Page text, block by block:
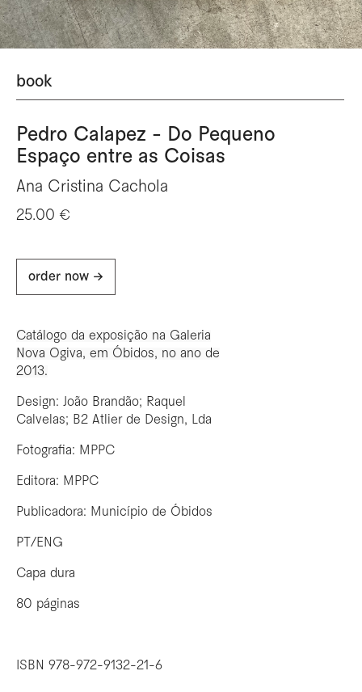
book
Pedro Calapez - Do Pequeno
Espaço entre as Coisas
Ana Cristina Cachola
25.00 €
order now ->
Catálogo da exposição na Galeria
Nova Ogiva, em Óbidos, no ano de
2013.
Design: João Brandão; Raquel
Calvelas; B2 Atlier de Design, Lda
Fotografia: MPPC
Editora: MPPC
Publicadora: Município de Óbidos
PT/ENG
Capa dura
80 páginas
ISBN 978-972-9132-21-6